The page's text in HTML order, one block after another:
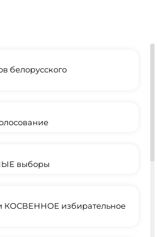
белорусского
выборы
избирательное